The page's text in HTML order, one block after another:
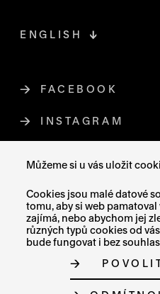
Můžeme si u vás uložit
Cookies jsou malé datové
tomu, aby si web pamatoval
zajímá, nebo abychom jej
různých typů cookies od
bude fungovat i bez
FACEBOOK
ODKAZ SE
INSTAGRAM
ODKAZ SE
ENGLISH
PROHLÁŠENÍ O